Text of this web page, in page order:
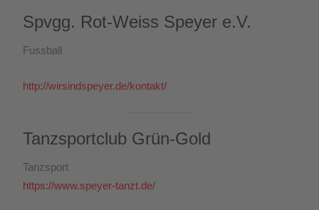
Spvgg. Rot-Weiss Speyer e.V.
Fussball
http://wirsindspeyer.de/kontakt/
Tanzsportclub Grün-Gold
Tanzsport
https://www.speyer-tanzt.de/